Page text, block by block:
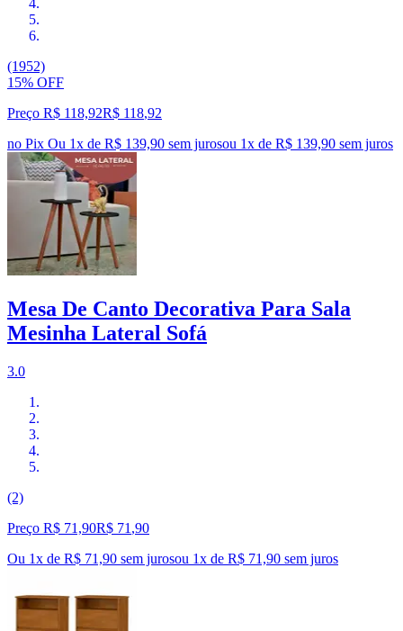
(1952)
15% OFF
Preço R$ 118,92R$ 118,92
no Pix Ou 1x de R$ 139,90 sem jurosou 1x de R$ 139,90 sem juros
Mesa De Canto Decorativa Para Sala
Mesinha Lateral Sofá
3.0
(2)
Preço R$ 71,90R$ 71 ,90
Ou 1x de R$ 71,90 sem jurosou 1x de R$ 71,90 sem juros